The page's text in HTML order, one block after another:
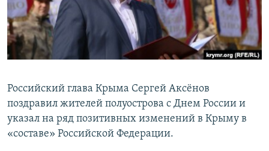
ПОБЕДИТЕЛЕЙ НЕ СУДЯТ?
КРЫМ.НЕПОКОРЕННЫЙ
ELIFBE
ПРИСОЕДИНЯЙТЕСЬ!
Все сайты RFE/RL
Российский глава Крыма Сергей Аксёнов
поздравил жителей полуострова с Днем России и
указал на ряд позитивных изменений в Крыму в
«составе» Российской Федерации.